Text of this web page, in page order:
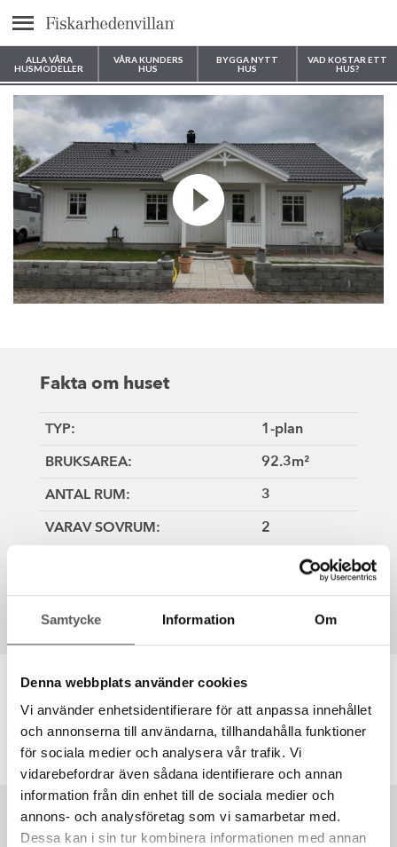
Samtycke Information Om
Denna webbplats använder cookies
Vi använder enhetsidentifierare för att anpassa innehållet
och annonserna till användarna, tillhandahålla funktioner
för sociala medier och analysera vår trafik. Vi
vidarebefordrar även sådana identifierare och annan
information från din enhet till de sociala medier och
annons- och analysföretag som vi samarbetar med.
Dessa kan i sin tur kombinera informationen med annan
Meny
ALLA VÅRA
HUSMODELLER
VÅRA KUNDERS
HUS
BYGGA NYTT
HUS
VAD KOSTAR ETT
HUS?
Var vill du bygga ditt hus?
Fakta om huset
TYP: 1-plan
BRUKSAREA: 92.3m²
ANTAL RUM: 3
VARAV SOVRUM: 2
Planlösning
Kommentarer